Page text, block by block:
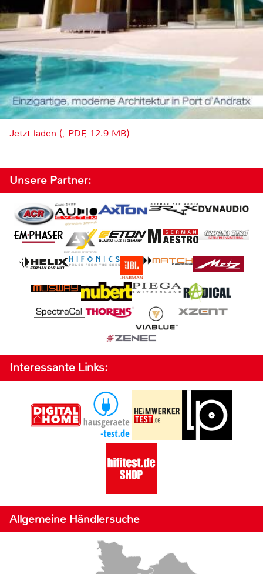
Jetzt laden (, PDF, 12.9 MB)
Unsere Partner:
Interessante Links:
Allgemeine Händlersuche